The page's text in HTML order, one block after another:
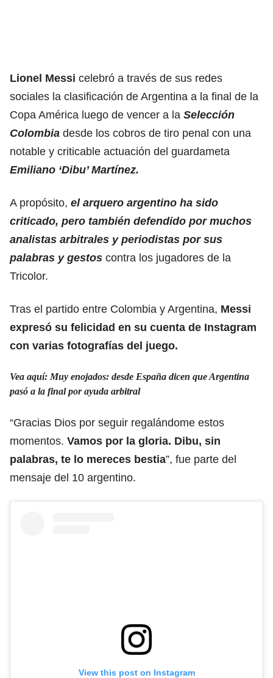
Lionel Messi celebró a través de sus redes
sociales la clasificación de Argentina a la final de la
Copa América luego de vencer a la Selección
Colombia desde los cobros de tiro penal con una
notable y criticable actuación del guardameta
Emiliano ‘Dibu’ Martínez.
A propósito, el arquero argentino ha sido
criticado, pero también defendido por muchos
analistas arbitrales y periodistas por sus
palabras y gestos contra los jugadores de la
Tricolor.
Tras el partido entre Colombia y Argentina, Messi
expresó su felicidad en su cuenta de Instagram
con varias fotografías del juego.
Vea aquí: Muy enojados: desde España dicen que Argentina
pasó a la final por ayuda arbitral
“Gracias Dios por seguir regalándome estos
momentos. Vamos por la gloria. Dibu, sin
palabras, te lo mereces bestia”, fue parte del
mensaje del 10 argentino.
View this post on Instagram